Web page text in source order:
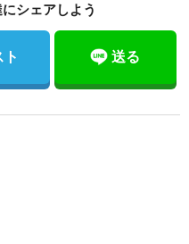
シェアしよう
ト 送る